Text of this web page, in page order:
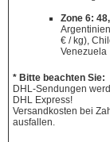
Zone 6:
€ / kg),
Venezuela
* Bitte beachten Sie:
DHL-Sendungen
DHL Express!
Versandkosten bei
ausfallen.